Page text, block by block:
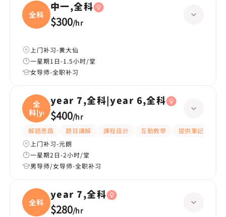
全科
中一,全科
$300/hr
上门补习-黄大仙
一星期1日-1.5小时/堂
女导师-全职补习
全
科|ye
year 7,全科|year 6,全科
$400/hr
解題思路 題目講解 課程設計 互動教學 提供筆記
上门补习-元朗
一星期2日-2小时/堂
男导师/女导师-全职补习
全科
year 7,全科
$280/hr